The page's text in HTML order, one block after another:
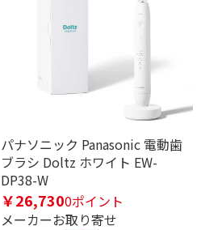
パナソニック Panasonic 電動歯
ブラシ Doltz ホワイト EW-
DP38-W
￥26,7300ポイント
メーカーお取り寄せ